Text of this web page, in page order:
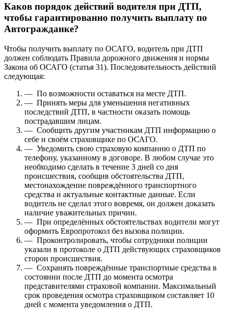
Каков порядок действий водителя при ДТП,
чтобы гарантированно получить выплату по
Автогражданке?
Чтобы получить выплату по ОСАГО, водитель при ДТП
должен соблюдать Правила дорожного движения и нормы
Закона об ОСАГО (статья 31). Последовательность действий
следующая:
— По возможности оставаться на месте ДТП.
— Принять меры для уменьшения негативных
последствий ДТП, в частности оказать помощь
пострадавшим лицам.
— Сообщить другим участникам ДТП информацию о
себе и своём страховщике по ОСАГО.
— Уведомить свою страховую компанию о ДТП по
телефону, указанному в договоре. В любом случае это
необходимо сделать в течение 3 дней со дня
происшествия, сообщив обстоятельства ДТП,
местонахождение повреждённого транспортного
средства и актуальные контактные данные. Если
водитель не сделал этого вовремя, он должен доказать
наличие уважительных причин.
— При определённых обстоятельствах водители могут
оформить Европротокол без вызова полиции.
— Проконтролировать, чтобы сотрудники полиции
указали в протоколе о ДТП действующих страховщиков
сторон происшествия.
— Сохранять повреждённые транспортные средства в
состоянии после ДТП до момента осмотра
представителями страховой компании. Максимальный
срок проведения осмотра страховщиком составляет 10
дней с момента уведомления о ДТП.